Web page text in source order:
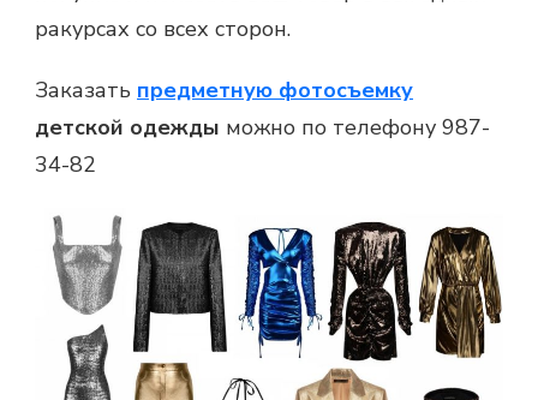
ракурсах со всех сторон.
Заказать предметную фотосъемку
детской одежды можно по телефону 987-
34-82